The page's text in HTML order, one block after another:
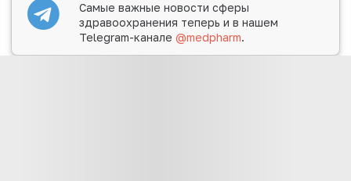
Самые важные новости сферы
здравоохранения теперь и в нашем
Telegram-канале@medpharm.